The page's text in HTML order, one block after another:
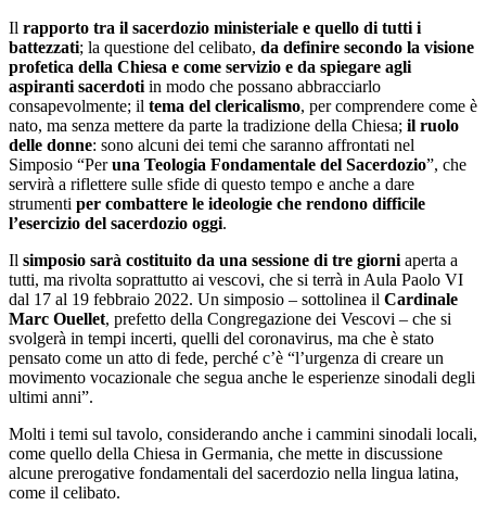
Il rapporto tra il sacerdozio ministeriale e quello di tutti i
battezzati; la questione del celibato, da definire secondo la visione
profetica della Chiesa e come servizio e da spiegare agli
aspiranti sacerdoti in modo che possano abbracciarlo
consapevolmente; il tema del clericalismo, per comprendere come è
nato, ma senza mettere da parte la tradizione della Chiesa; il ruolo
delle donne: sono alcuni dei temi che saranno affrontati nel
Simposio “Peruna Teologia Fondamentale del Sacerdozio”, che
servirà a riflettere sulle sfide di questo tempo e anche a dare
strumenti per combattere le ideologie che rendono difficile
l’esercizio del sacerdozio oggi.
Il simposio sarà costituito da una sessione di tre giorni aperta a
tutti, ma rivolta soprattutto ai vescovi, che si terrà in Aula Paolo VI
dal 17 al 19 febbraio 2022. Un simposio – sottolinea il Cardinale
Marc Ouellet, prefetto della Congregazione dei Vescovi – che si
svolgerà in tempi incerti, quelli del coronavirus, ma che è stato
pensato come un atto di fede, perché c’è “l’urgenza di creare un
movimento vocazionale che segua anche le esperienze sinodali degli
ultimi anni”.
Molti i temi sul tavolo, considerando anche i cammini sinodali locali,
come quello della Chiesa in Germania, che mette in discussione
alcune prerogative fondamentali del sacerdozio nella lingua latina,
come il celibato.